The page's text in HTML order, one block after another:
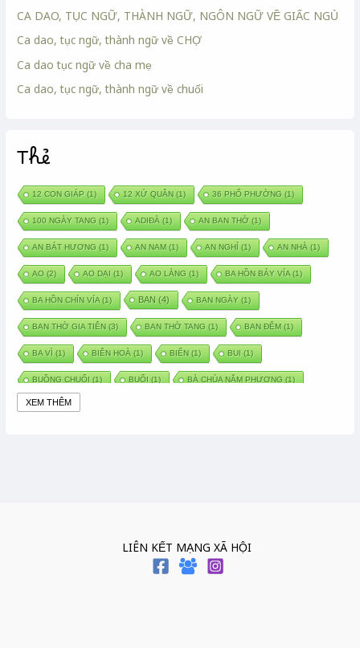
CA DAO, TỤC NGỮ, THÀNH NGỮ, NGÔN NGỮ VỀ GIẤC NGỦ
Ca dao, tục ngữ, thành ngữ về CHỢ
Ca dao tục ngữ về cha mẹ
Ca dao, tục ngữ, thành ngữ về chuối
Thẻ
12 CON GIÁP (1) 12 XỨ QUÂN (1) 36 PHỐ PHƯỜNG (1)
100 NGÀY TANG (1) ADIĐÀ (1) AN BAN THỜ(1)
AN BÁT HƯƠNG (1) AN NAM(1) AN NGHỈ (1) AN NHÀ (1)
AO (2) AO DẠI (1) AO LÀNG (1) BA HỒN BẢY VÍA(1)
BA HỒN CHÍN VÍA(1) BAN (4) BAN NGÀY (1)
BAN THỜ GIA TIÊN (3) BAN THỜ TANG (1) BAN ĐÊM(1)
BA VÌ (1) BIÊN HOÀ (1) BIỂN (1) BUI (1)
BUỒNG CHUỐI (1) BUỔI (1) BÀ CHÚA NĂM PHƯƠNG (1)
BÀ CHÚA THÀNH ĐÔNG
BÁNH TRÁNG (1) BÁNH TRÔI BÁNH CHAY
XEM THÊM
LIÊN KẾT MẠNG XÃ HỘI